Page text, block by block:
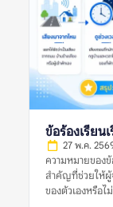
เสียงดัง ค่าเตา
จ่ายแฝง” ไม่ได้
บางรายการอา
เพราะสื่อสารไ
รีวิวที่มีประโยชน์
หรือไม่ เกิดขึ้นเ
รีวิวมีเพียงคำว่า
รีวิวอื่นประกอบ
สำคัญ? พูลวิลล่
หลายครอบครัว
วางแผนไว้ อาจ
จริงสูงกว่าที่คา
สะท้อนความโป
ข้อร้องเรียน
27 พ.ค.
ความหมายของ
สำคัญที่ช่วยให้ผู้
ของตัวเองหรือ